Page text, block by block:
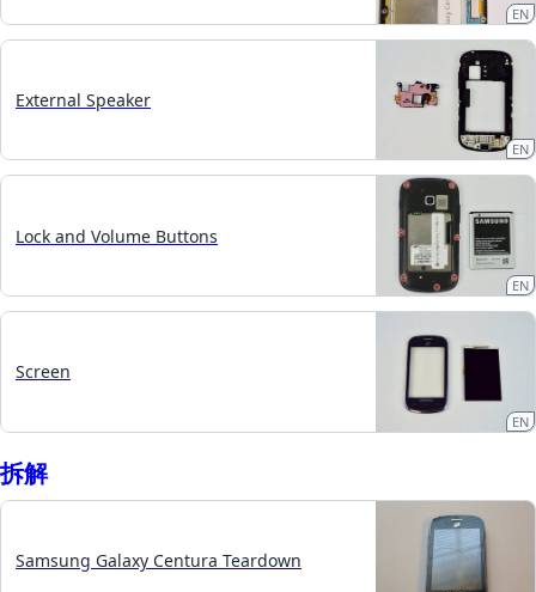
EN
External Speaker
EN
Lock and Volume Buttons
EN
Screen
EN
拆​解
Samsung Galaxy Centura Teardown